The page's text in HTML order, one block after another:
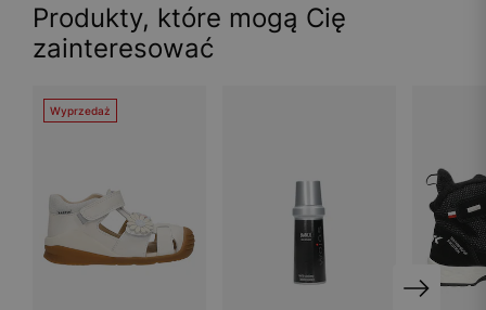
Produkty, które mogą Cię
zainteresować
Wyprzedaż